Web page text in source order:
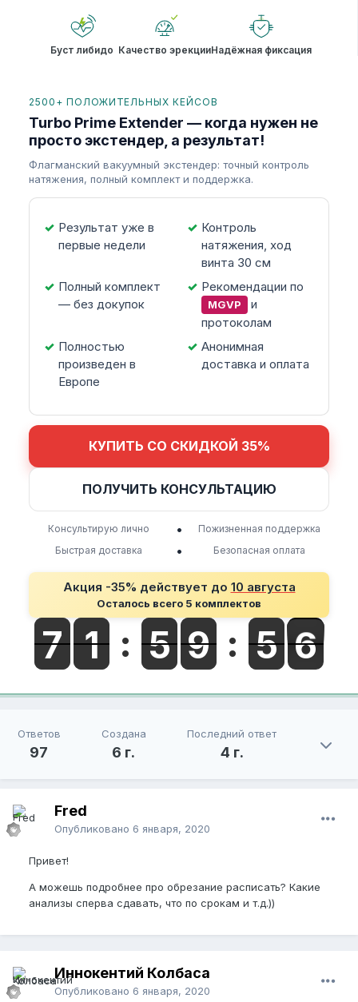
Буст либидо Качество эрекцииНадёжная фиксация
2500+ ПОЛОЖИТЕЛЬНЫХ КЕЙСОВ
Turbo Prime Extender — когда нужен не
просто экстендер, а результат!
Флагманский вакуумный экстендер: точный контроль
натяжения, полный комплект и поддержка.
Результат уже в
первые недели
Контроль
натяжения, ход
винта 30 см
Полный комплект
— без докупок
Рекомендации по
MGVP
и
протоколам
Полностью
произведен в
Европе
Анонимная
доставка и оплата
КУПИТЬ СО СКИДКОЙ 35%
ПОЛУЧИТЬ КОНСУЛЬТАЦИЮ
Консультирую лично •
Пожизненная поддержка
Быстрая доставка
• Безопасная оплата
Акция -35% действует до 10 августа
Осталось всего 5 комплектов
Ответов
97
Создана
6 г.
Последний ответ
4 г.
Fred
Опубликовано 6 января, 2020
Привет!
А можешь подробнее про обрезание расписать? Какие
анализы сперва сдавать, что по срокам и т.д.))
Иннокентий Колбаса
Опубликовано 6 января, 2020